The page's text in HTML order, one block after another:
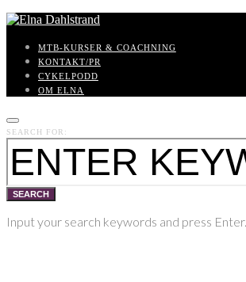
MTB-KURSER & COACHNING
KONTAKT/PR
CYKELPODD
OM ELNA
SEARCH FOR:
SEARCH
Input your search keywords and press Enter.